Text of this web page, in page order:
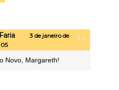
3 de janeiro de
Novo, Margareth!